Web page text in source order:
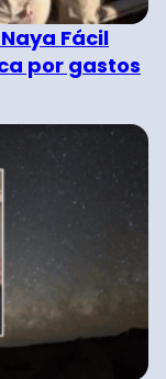
Fácil
por gastos